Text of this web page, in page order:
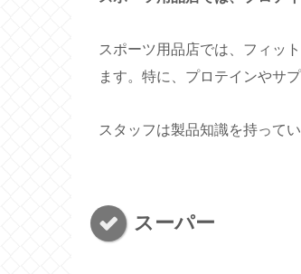
スポーツ用品店では、フィッ
ます。特に、プロテインやサ
スタッフは製品知識を持って
スーパー